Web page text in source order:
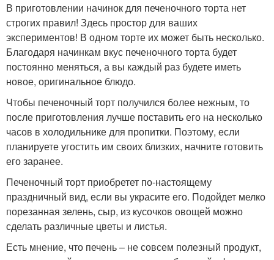
В приготовлении начинок для печеночного торта нет
строгих правил! Здесь простор для ваших
экспериментов! В одном торте их может быть несколько.
Благодаря начинкам вкус печеночного торта будет
постоянно меняться, а вы каждый раз будете иметь
новое, оригинальное блюдо.
Чтобы печеночный торт получился более нежным, то
после приготовления лучше поставить его на несколько
часов в холодильнике для пропитки. Поэтому, если
планируете угостить им своих близких, начните готовить
его заранее.
Печеночный торт приобретет по-настоящему
праздничный вид, если вы украсите его. Подойдет мелко
порезанная зелень, сыр, из кусочков овощей можно
сделать различные цветы и листья.
Есть мнение, что печень – не совсем полезный продукт,